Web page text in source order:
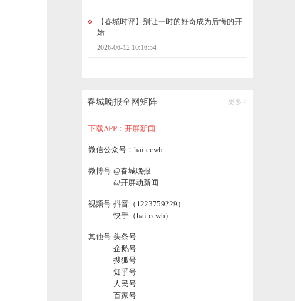
时光昆明｜佳华广场酒店：昔日的昆明第一
高楼
2026-06-12 09:35:13
【云新发布】全力建设国际生态旅游胜
地！“十五五”时期普洱这样干→
2026-06-12 14:00:02
海外讲云南，国内看世界
2026-06-12 13:59:57
壮大绿美通道经济！云南交投打造面向南亚
东南亚交通发展新标杆
2026-06-12 11:46:59
春城晚报全网矩阵 更多 >
下载APP：开屏新闻
微信公众号：hai-ccwb
微博号:@春城晚报
@开屏动新闻
视频号:抖音（1223759229）
快手（hai-ccwb）
其他号:头条号
企鹅号
搜狐号
知乎号
人民号
百家号